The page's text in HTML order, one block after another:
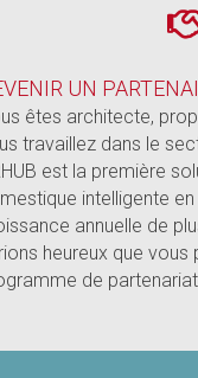
UN
êtes architecte,
travaillez dans le
est la première
intelligente
annuelle de
heureux que vous
de